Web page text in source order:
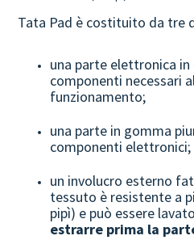
Tata Pad è costituito da tre
una parte elettronica
componenti necessari
funzionamento;
una parte in gomma
componenti elettronici;
un involucro esterno
tessuto è resistente a
pipì) e può essere lavato
estrarre prima la